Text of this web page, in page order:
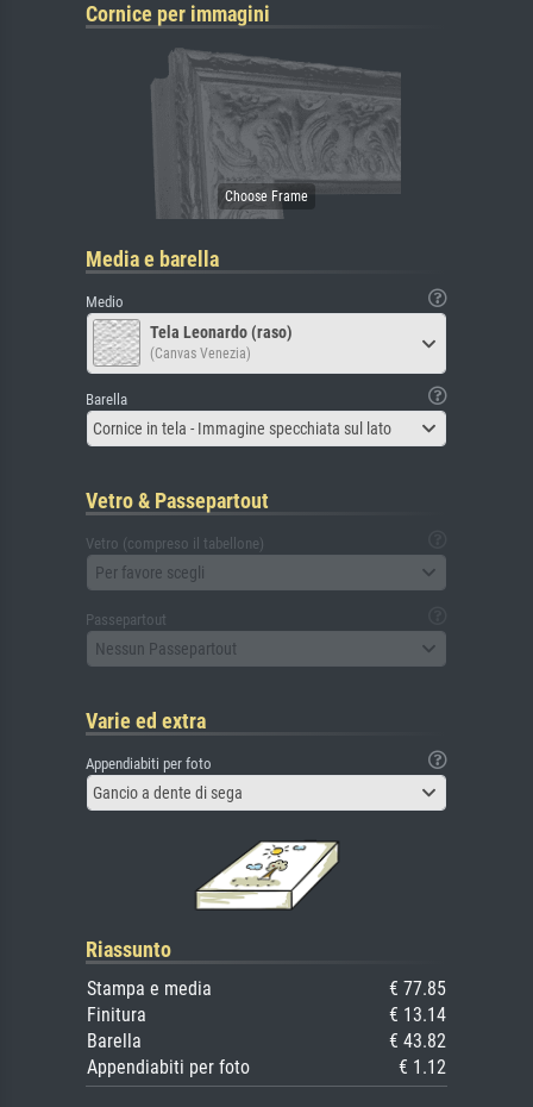
Cornice per immagini
Media e barella
Medio
Tela Leonardo (raso)
(Canvas Venezia)
Barella
Cornice in tela - Immagine specchiata sul lato
Vetro & Passepartout
Vetro (compreso il tabellone)
Per favore scegli
Passepartout
Nessun Passepartout
Varie ed extra
Appendiabiti per foto
Gancio a dente di sega
Riassunto
Stampa e media
€ 77.85
Finitura
€ 13.14
Barella
€ 43.82
Appendiabiti per foto
€ 1.12